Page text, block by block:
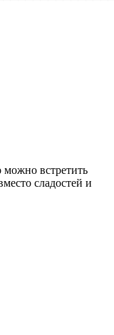
встретить
сладостей и